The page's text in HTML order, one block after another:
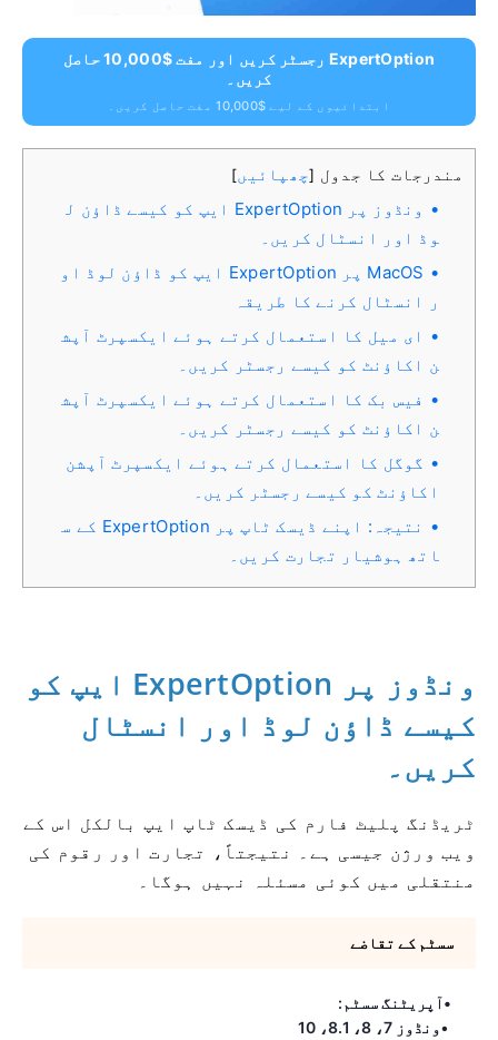
ExpertOption رجسٹر کریں اور مفت $10,000 حاصل
کریں۔
ابتدائیوں کے لیے $10,000 مفت حاصل کریں۔
مندرجات کا جدول [چھپائیں]
ونڈوز پر ExpertOption ایپ کو کیسے ڈاؤن ل
وڈ اور انسٹال کریں۔
MacOS پر ExpertOption ایپ کو ڈاؤن لوڈ او
ر انسٹال کرنے کا طریقہ
ای میل کا استعمال کرتے ہوئے ایکسپرٹ آپش
ن اکاؤنٹ کو کیسے رجسٹر کریں۔
فیس بک کا استعمال کرتے ہوئے ایکسپرٹ آپش
ن اکاؤنٹ کو کیسے رجسٹر کریں۔
گوگل کا استعمال کرتے ہوئے ایکسپرٹ آپشن
اکاؤنٹ کو کیسے رجسٹر کریں۔
نتیجہ: اپنے ڈیسک ٹاپ پر ExpertOption کے س
اتھ ہوشیار تجارت کریں۔
ونڈوز پر ExpertOption ایپ کو
کیسے ڈاؤن لوڈ اور انسٹال
کریں۔
ٹریڈنگ پلیٹ فارم کی ڈیسک ٹاپ ایپ بالکل اس کے
ویب ورژن جیسی ہے۔ نتیجتاً، تجارت اور رقوم کی
منتقلی میں کوئی مسئلہ نہیں ہوگا۔
سسٹم کے تقاضے
آپریٹنگ سسٹم:
ونڈوز 7، 8، 8.1، 10